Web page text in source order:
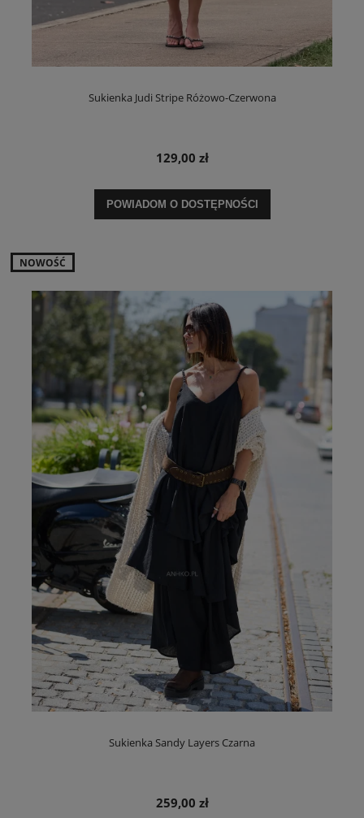
Sukienka Judi Stripe Różowo-Czerwona
129,00 zł
POWIADOM O DOSTĘPNOŚCI
Sukienka Sandy Layers Czarna
259,00 zł
NOWOŚĆ